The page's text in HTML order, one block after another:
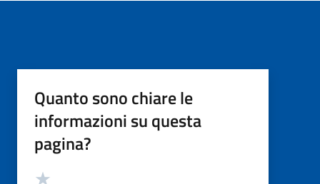
Quanto sono chiare le
informazioni su questa
pagina?
Valutazione